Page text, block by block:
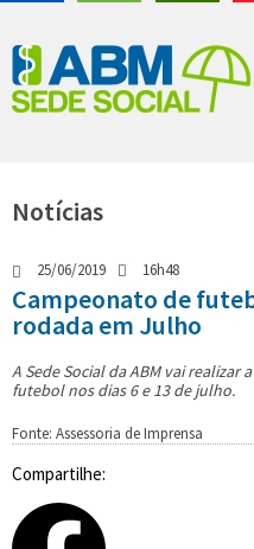
Notícias
25/06/2019 16h48
Campeonato de
rodada em Julho
A Sede Social da ABM vai
futebol nos dias 6 e 13 de julho.
Fonte: Assessoria de Imprensa
Compartilhe: